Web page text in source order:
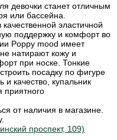
девочки станет отличным
или бассейна.
эластичной
поддержку и комфорт во
Poppy mood имеет
натирают кожу и
при носке. Тонкие
посадку по фигуре
качество, купальник
от наличия в магазине.
проспект, 109)